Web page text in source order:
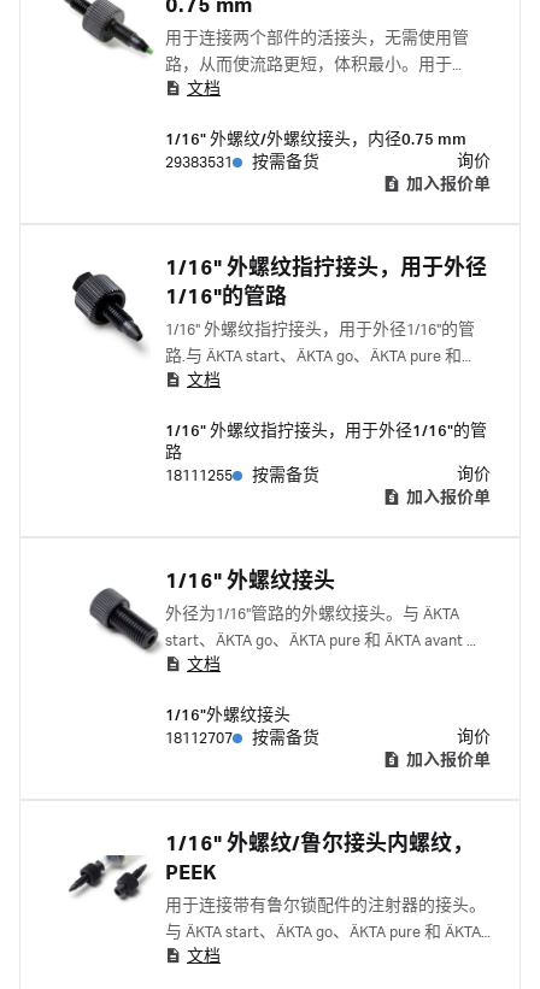
0.75 mm
用于连接两个部件的活接头，无需使用管
路，从而使流路更短，体积最小。用于
ÄKTA 蛋白质纯化系统配套。
文档
1/16" 外螺纹/外螺纹接头，内径0.75 mm
29383531
按需备货
询价
加入报价单
1/16" 外螺纹指拧接头，用于外径
1/16"的管路
1/16" 外螺纹指拧接头，用于外径1/16"的管
路.与 ÄKTA start、ÄKTA go、ÄKTA pure 和
ÄKTA avant 配套使用。 与下列产品一起使用
18112706
文档
1/16" 外螺纹指拧接头，用于外径1/16"的管
路
18111255
按需备货
询价
加入报价单
1/16" 外螺纹接头
外径为1/16"管路的外螺纹接头。与 ÄKTA
start、ÄKTA go、ÄKTA pure 和 ÄKTA avant 配
套使用。
文档
1/16"外螺纹接头
18112707
按需备货
询价
加入报价单
1/16" 外螺纹/鲁尔接头内螺纹，
PEEK
用于连接带有鲁尔锁配件的注射器的接头。
与 ÄKTA start、ÄKTA go、ÄKTA pure 和 ÄKTA
avant 配套使用。
文档